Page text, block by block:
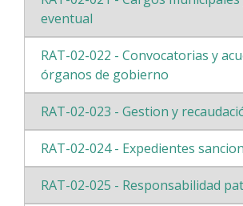
eventual
RAT-02-022 - Convocatorias y
órganos de gobierno
RAT-02-023 - Gestion y
RAT-02-024 - Expedientes
RAT-02-025 - Responsabilidad